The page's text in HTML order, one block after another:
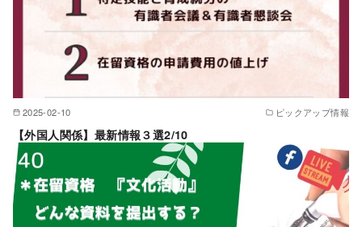
2025-02-10 ピックアップ情報
【外国人関係】最新情報３選2/10